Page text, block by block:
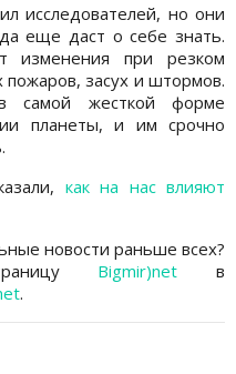
исследователей, но они
еще даст о себе знать.
изменения при резком
пожаров, засух и штормов.
самой жесткой форме
планеты, и им срочно
как на нас влияют
новости раньше всех?
Bigmir)net в
.